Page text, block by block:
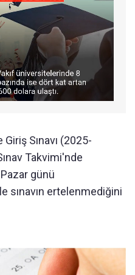
Sınavı (2025-
Takvimi'nde
günü
sınavın ertelenmediğini